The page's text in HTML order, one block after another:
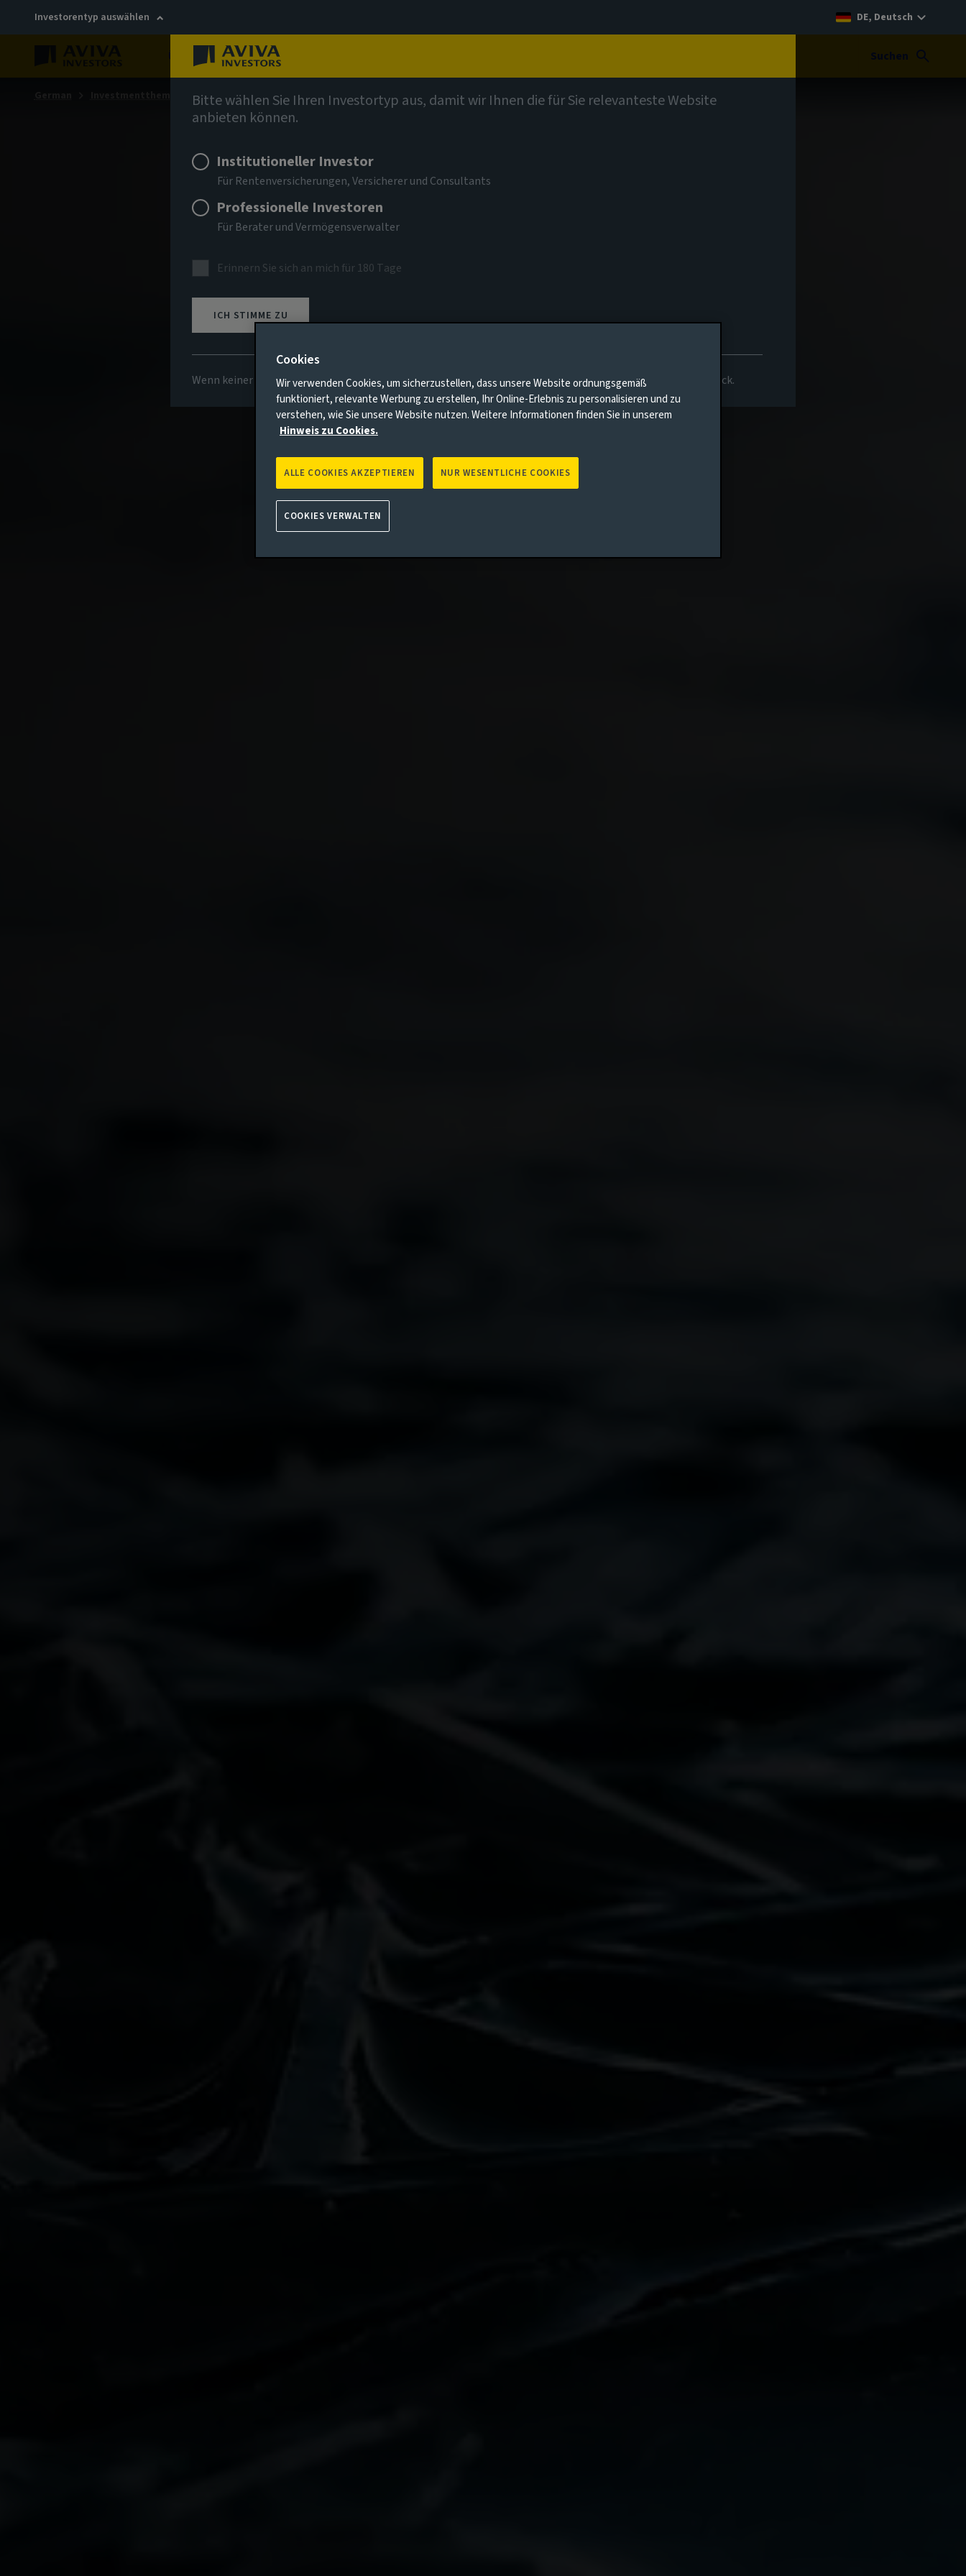
Investorentyp auswählen DE, Deutsch
Über uns Nachhaltigkeit Suchen
Bitte wählen Sie Ihren Investortyp aus, damit wir Ihnen die für Sie relevanteste Website
anbieten können.
Institutioneller Investor
Für Rentenversicherungen, Versicherer und Consultants
Professionelle Investoren
Für Berater und Vermögensverwalter
Erinnern Sie sich an mich für 180 Tage
ICH STIMME ZU
Wenn keiner der oben genannten Punkte auf Sie zutrifft, gehen Sie bitte zur Aviva Investors-Homepage zurück.
AIQ Investment Thinking
Cookies
Wir verwenden Cookies, um sicherzustellen, dass unsere Website ordnungsgemäß
funktioniert, relevante Werbung zu erstellen, Ihr Online-Erlebnis zu personalisieren und zu
verstehen, wie Sie unsere Website nutzen. Weitere Informationen finden Sie in unserem
Hinweis zu Cookies.
NUR WESENTLICHE COOKIES
ALLE COOKIES AKZEPTIEREN
COOKIES VERWALTEN